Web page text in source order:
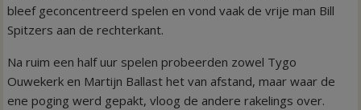
bleef geconcentreerd spelen en vond vaak de vrije man Bill
Spitzers aan de rechterkant.
Na ruim een half uur spelen probeerden zowel Tygo
Ouwekerk en Martijn Ballast het van afstand, maar waar de
ene poging werd gepakt, vloog de andere rakelings over.